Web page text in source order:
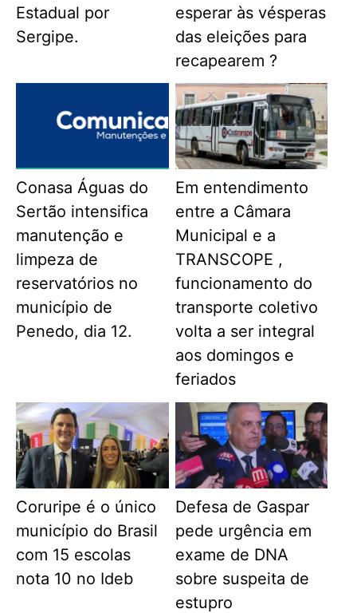
Estadual por
Sergipe.
esperar às vésperas
das eleições para
recapearem ?
Conasa Águas do
Sertão intensifica
manutenção e
limpeza de
reservatórios no
município de
Penedo, dia 12.
Em entendimento
entre a Câmara
Municipal e a
TRANSCOPE ,
funcionamento do
transporte coletivo
volta a ser integral
aos domingos e
feriados
Coruripe é o único
município do Brasil
com 15 escolas
nota 10 no Ideb
Defesa de Gaspar
pede urgência em
exame de DNA
sobre suspeita de
estupro